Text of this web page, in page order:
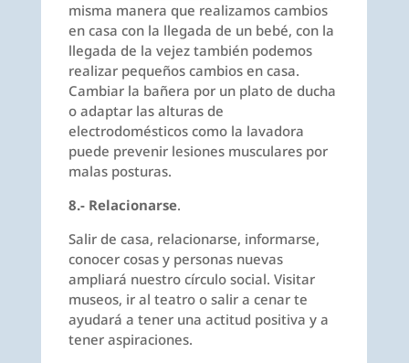
misma manera que realizamos cambios
en casa con la llegada de un bebé, con la
llegada de la vejez también podemos
realizar pequeños cambios en casa.
Cambiar la bañera por un plato de ducha
o adaptar las alturas de
electrodomésticos como la lavadora
puede prevenir lesiones musculares por
malas posturas.
8.- Relacionarse.
Salir de casa, relacionarse, informarse,
conocer cosas y personas nuevas
ampliará nuestro círculo social. Visitar
museos, ir al teatro o salir a cenar te
ayudará a tener una actitud positiva y a
tener aspiraciones.